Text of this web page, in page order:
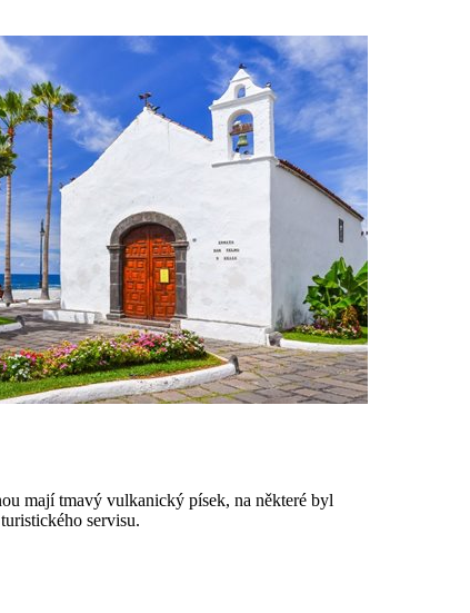
mají tmavý vulkanický písek, na některé byl
servisu.